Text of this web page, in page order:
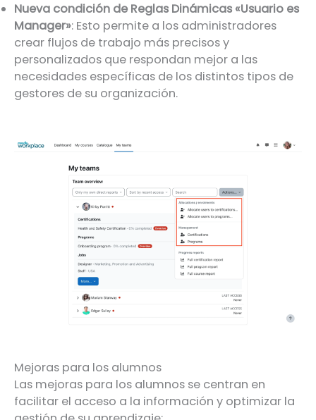
Nueva condición de Reglas Dinámicas «Usuario es
Manager»: Esto permite a los administradores
crear flujos de trabajo más precisos y
personalizados que respondan mejor a las
necesidades específicas de los distintos tipos de
gestores de su organización.
Mejoras para los alumnos
Las mejoras para los alumnos se centran en
facilitar el acceso a la información y optimizar la